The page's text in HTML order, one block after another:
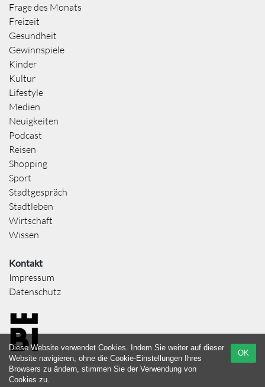
Frage des Monats
Freizeit
Gesundheit
Gewinnspiele
Kinder
Kultur
Lifestyle
Medien
Neuigkeiten
Podcast
Reisen
Shopping
Sport
Stadtgespräch
Stadtleben
Wirtschaft
Wissen
Kontakt
Impressum
Datenschutz
OK
Diese Website verwendet Cookies. Indem Sie weiter auf dieser
Website navigieren, ohne die Cookie-Einstellungen Ihres
Browsers zu ändern, stimmen Sie der Verwendung von
Cookies zu.